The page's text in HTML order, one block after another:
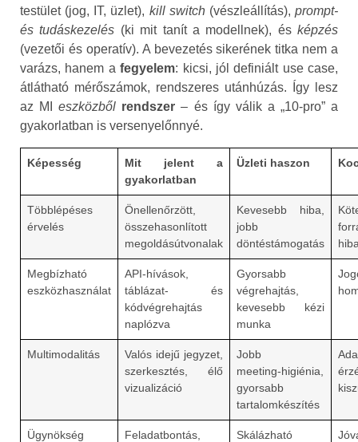
testület (jog, IT, üzlet), kill switch(vészleállítás),prompt‑
és tudáskezelés (ki mit tanít a modellnek), és képzés
(vezetői és operatív). A bevezetés sikerének titka nem a
varázs, hanem afegyelem: kicsi, jól definiált use case,
átlátható mérőszámok, rendszeres utánhúzás. Így lesz
az MIeszközből rendszer – és így válik a „10‑pro” a
gyakorlatban is versenyelőnnyé.
Képesség
Mit jelent a
gyakorlatban
Üzleti haszon
Többlépéses
érvelés
Önellenőrzött,
összehasonlított
megoldásútvonalak
Kevesebb hiba,
jobb
döntéstámogatás
Megbízható
eszközhasználat
API‑hívások,
táblázat‑ és
kódvégrehajtás
naplózva
Gyorsabb
végrehajtás,
kevesebb kézi
munka
Multimodalitás
Valós idejű jegyzet,
szerkesztés, élő
vizualizáció
Jobb
meeting‑higiénia,
gyorsabb
tartalomkészítés
Ügynökség
Feladatbontás,
Skálázható